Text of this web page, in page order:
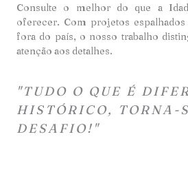
Consulte o melhor do que a
oferecer. Com projetos
fora do país, o nosso trabalho
atenção aos detalhes.
"TUDO O QUE É
HISTÓRICO, TORNA-
DESAFIO!"